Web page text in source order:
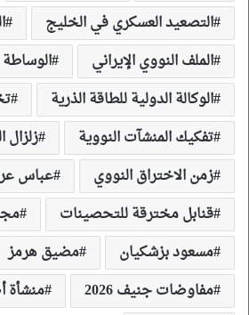
التصعيد العسكري في الخليج
الملف النووي الإيراني
الوساطة
الوكالة الدولية للطاقة الذرية
تفكيك المنشآت النووية
زلزال
زمن الاختراق النووي
عباس
قنابل مخترقة للتحصينات
مسعود بزشكيان
مضيق هرمز
مفاوضات جنيف 2026
منشأة